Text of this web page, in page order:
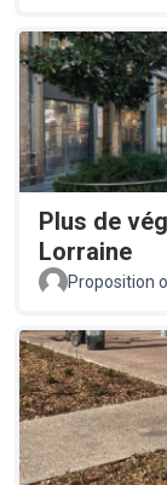
Plus de
Lorraine
Proposition